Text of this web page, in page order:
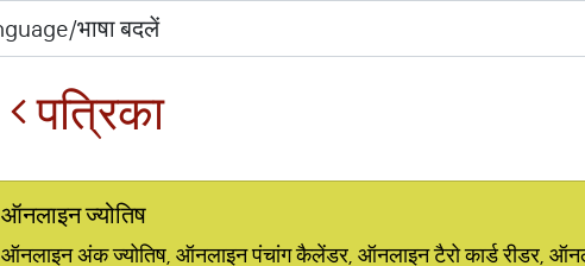
पत्रिका
ऑनलाइन ज्योतिष
ऑनलाइन अंक ज्योतिष, ऑनलाइन पंचांग कैलेंडर, ऑनलाइन टैरो कार्ड रीडर,